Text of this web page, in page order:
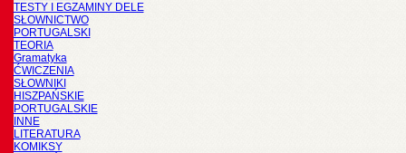
TESTY I EGZAMINY DELE
SŁOWNICTWO
PORTUGALSKI
TEORIA
Gramatyka
ĆWICZENIA
SŁOWNIKI
HISZPAŃSKIE
PORTUGALSKIE
INNE
LITERATURA
KOMIKSY